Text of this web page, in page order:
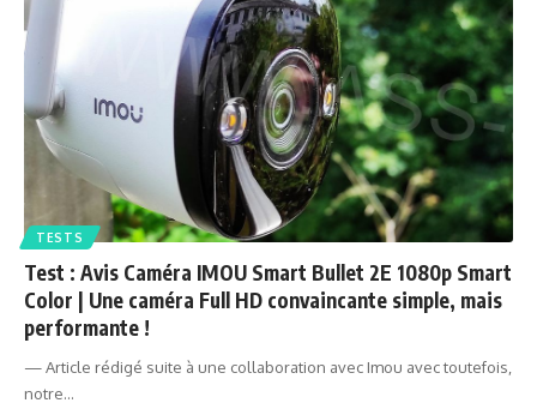
TESTS
Test : Avis Caméra IMOU Smart Bullet 2E 1080p Smart
Color | Une caméra Full HD convaincante simple, mais
performante !
— Article rédigé suite à une collaboration avec Imou avec toutefois,
notre…